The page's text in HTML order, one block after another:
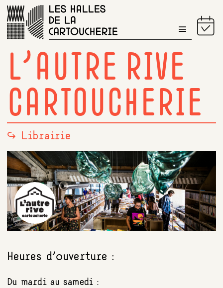
PROGRAMME DU JOUR
L’AUTRE RIVE
CARTOUCHERIE
↪ Librairie
Heures d’ouverture :
Du mardi au samedi :